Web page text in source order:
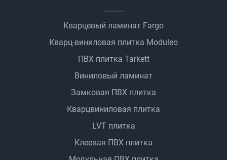
Кварцевый ламинат Fargo
Кварц-виниловая плитка Moduleo
ПВХ плитка Tarkett
Виниловый ламинат
Замковая ПВХ плитка
Кварцвиниловая плитка
LVT плитка
Клеевая ПВХ плитка